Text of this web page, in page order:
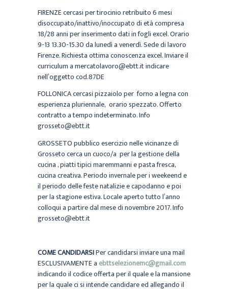
FIRENZE cercasi per tirocinio retribuito 6 mesi
disoccupato/inattivo/inoccupato di età compresa
18/28 anni per inserimento dati in fogli excel. Orario
9-13 13.30-15.30 da lunedì a venerdì. Sede di lavoro
Firenze. Richiesta ottima conoscenza excel. Inviare il
curriculum a mercatolavoro@ebtt.it indicare
nell’oggetto cod.87DE
FOLLONICA cercasi pizzaiolo per forno a legna con
esperienza pluriennale, orario spezzato. Offerto
contratto a tempo indeterminato. Info
grosseto@ebtt.it
GROSSETO pubblico esercizio nelle vicinanze di
Grosseto cerca un cuoco/a per la gestione della
cucina , piatti tipici maremmanni e pasta fresca,
cucina creativa. Periodo invernale per i weekeend e
il periodo delle feste natalizie e capodanno e poi
per la stagione estiva. Locale aperto tutto l’anno
colloqui a partire dal mese di novembre 2017. Info
grosseto@ebtt.it
COME CANDIDARSIPer candidarsi inviare una mail
ESCLUSIVAMENTE a ebttselezionemc@gmail.com
indicando il codice offerta per il quale e la mansione
per la quale ci si intende candidare ed allegando il